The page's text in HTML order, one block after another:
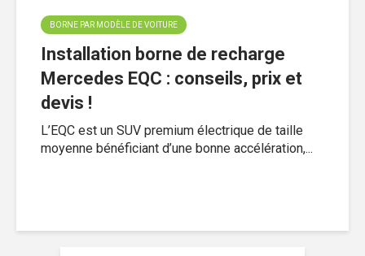
BORNE PAR MODÈLE DE VOITURE
Installation borne de recharge
Mercedes EQC : conseils, prix et
devis !
L’EQC est un SUV premium électrique de taille
moyenne bénéficiant d’une bonne accélération,...